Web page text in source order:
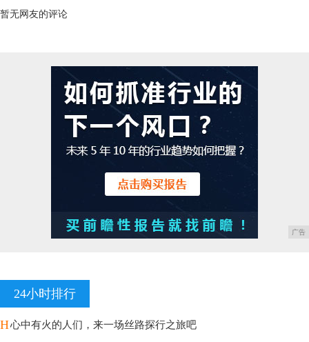
暂无网友的评论
广告
24小时排行
H心中有火的人们，来一场丝路探行之旅吧